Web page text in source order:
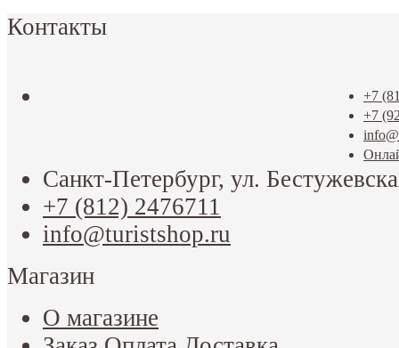
Контакты
+7
+7
Санкт-Петербург, ул.
+7 (812) 2476711
info@turistshop.ru
Магазин
О магазине